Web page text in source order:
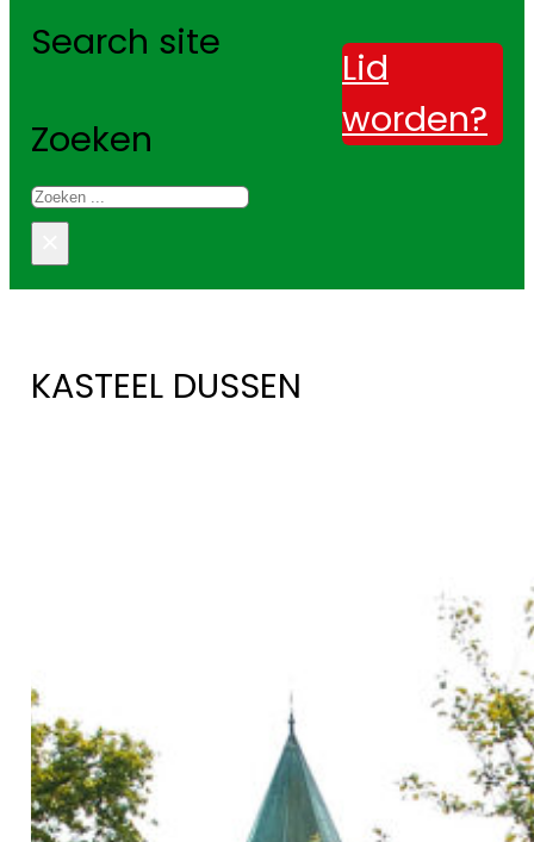
Search site
Zoeken
Lid
worden?
KASTEEL DUSSEN